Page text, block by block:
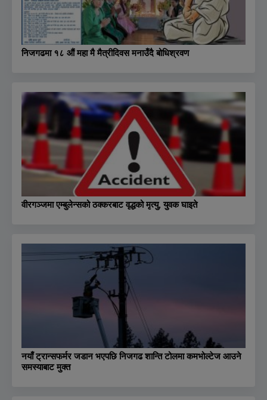
निजगढमा १८ औं महा मै मैत्रीदिवस मनाउँदै बोधिश्रवण
वीरगञ्जमा एम्बुलेन्सको ठक्करबाट वृद्धको मृत्यु, युवक घाइते
नयाँ ट्रान्सफर्मर जडान भएपछि निजगढ शान्ति टोलमा कमभोल्टेज आउने
समस्याबाट मुक्त